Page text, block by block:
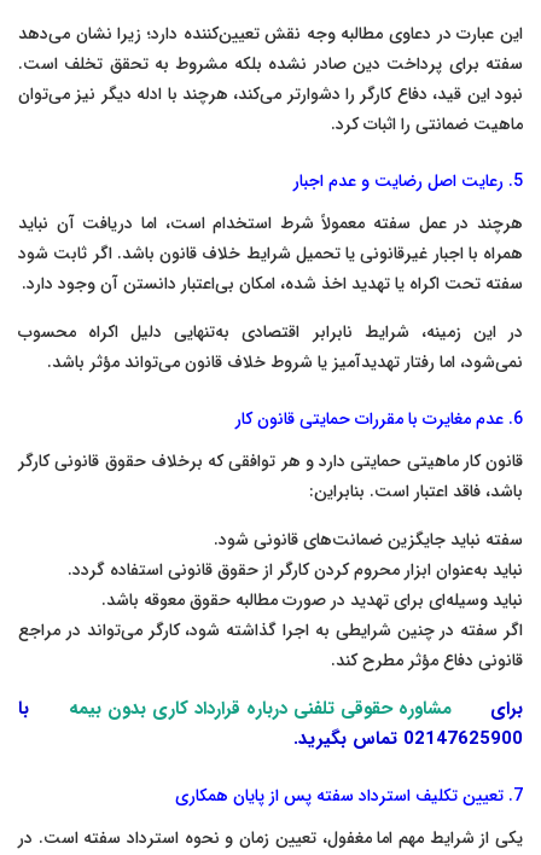
این عبارت در دعاوی مطالبه وجه نقش تعیین‌کننده دارد؛ زیرا نشان می‌دهد
سفته برای پرداخت دین صادر نشده بلکه مشروط به تحقق تخلف است.
نبود این قید، دفاع کارگر را دشوارتر می‌کند، هرچند با ادله دیگر نیز می‌توان
ماهیت ضمانتی را اثبات کرد.
5. رعایت اصل رضایت و عدم اجبار
هرچند در عمل سفته معمولاً شرط استخدام است، اما دریافت آن نباید
همراه با اجبار غیرقانونی یا تحمیل شرایط خلاف قانون باشد. اگر ثابت شود
سفته تحت اکراه یا تهدید اخذ شده، امکان بی‌اعتبار دانستن آن وجود دارد.
در این زمینه، شرایط نابرابر اقتصادی به‌تنهایی دلیل اکراه محسوب
نمی‌شود، اما رفتار تهدیدآمیز یا شروط خلاف قانون می‌تواند مؤثر باشد.
6. عدم مغایرت با مقررات حمایتی قانون کار
قانون کار ماهیتی حمایتی دارد و هر توافقی که برخلاف حقوق قانونی کارگر
باشد، فاقد اعتبار است. بنابراین:
سفته نباید جایگزین ضمانت‌های قانونی شود.
نباید به‌عنوان ابزار محروم کردن کارگر از حقوق قانونی استفاده گردد.
نباید وسیله‌ای برای تهدید در صورت مطالبه حقوق معوقه باشد.
اگر سفته در چنین شرایطی به اجرا گذاشته شود، کارگر می‌تواند در مراجع
قانونی دفاع مؤثر مطرح کند.
برایمشاوره حقوقی تلفنی درباره قرارداد کاری بدون بیمه با
02147625900 تماس بگیرید.
7. تعیین تکلیف استرداد سفته پس از پایان همکاری
یکی از شرایط مهم اما مغفول، تعیین زمان و نحوه استرداد سفته است. در